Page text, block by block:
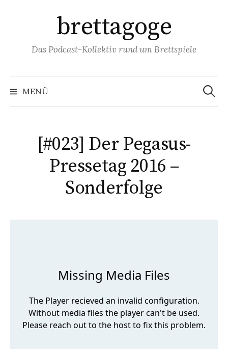
brettagoge
Das Podcast-Kollektiv rund um Brettspiele
MENÜ
Suchen
nach:
[#023] Der Pegasus-
Pressetag 2016 –
Sonderfolge